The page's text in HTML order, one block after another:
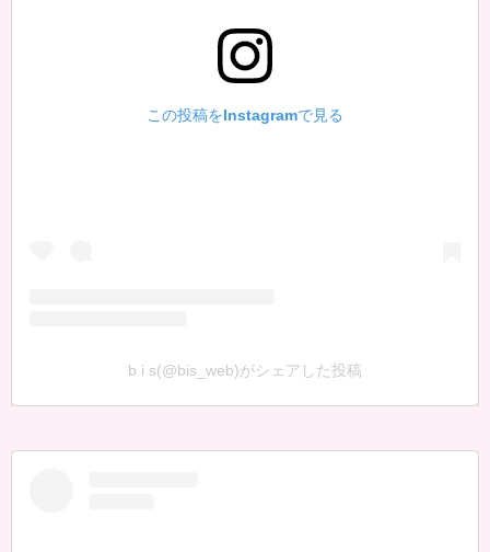
この投稿をInstagramで見る
b i s(@bis_web)がシェアした投稿